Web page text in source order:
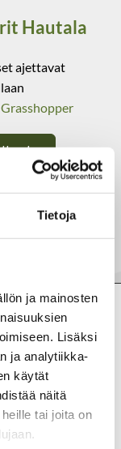
Tietoja
ja mainosten
Lisäksi
ja analytiikka-
käytät
näitä
tai joita on
Hautala
ajettavat
Grasshopper